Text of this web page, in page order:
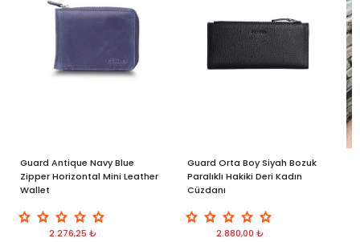
Guard Antique Navy Blue
Zipper Horizontal Mini Leather
Wallet
2.276,25 ₺
Guard Orta Boy Siyah Bozuk
Paralıklı Hakiki Deri Kadın
Cüzdanı
2.880,00 ₺